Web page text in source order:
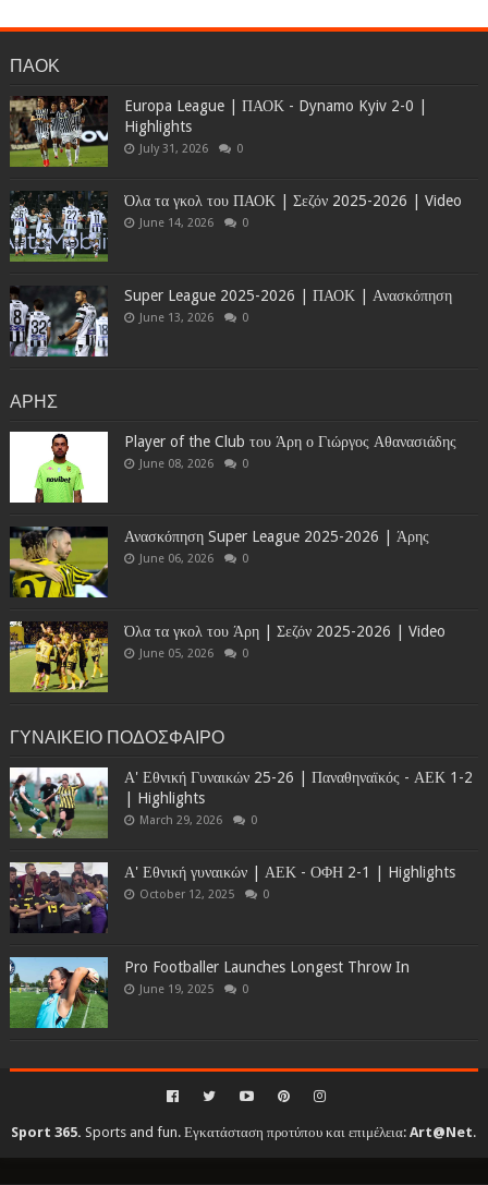
ΠΑΟΚ
Europa League | ΠΑΟΚ - Dynamo Kyiv 2-0 |
Highlights
July 31, 2026 0
Όλα τα γκολ του ΠΑΟΚ | Σεζόν 2025-2026 | Video
June 14, 2026 0
Super League 2025-2026 | ΠΑΟΚ | Ανασκόπηση
June 13, 2026 0
ΑΡΗΣ
Player of the Club του Άρη ο Γιώργος Αθανασιάδης
June 08, 2026 0
Ανασκόπηση Super League 2025-2026 | Άρης
June 06, 2026 0
Όλα τα γκολ του Άρη | Σεζόν 2025-2026 | Video
June 05, 2026 0
ΓΥΝΑΙΚΕΙΟ ΠΟΔΟΣΦΑΙΡΟ
Α' Εθνική Γυναικών 25-26 | Παναθηναϊκός - ΑΕΚ 1-2
| Highlights
March 29, 2026 0
Α' Εθνική γυναικών | ΑΕΚ - ΟΦΗ 2-1 | Highlights
October 12, 2025 0
Pro Footballer Launches Longest Throw In
June 19, 2025 0
Sport 365. Sports and fun. Εγκατάσταση προτύπου και επιμέλεια:Art@Net.